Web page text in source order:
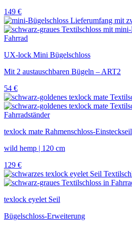
149 €
UX-lock Mini Bügelschloss
Mit 2 austauschbaren Bügeln – ART2
54 €
texlock mate Rahmenschloss-Einsteckseil
wild hemp | 120 cm
129 €
texlock eyelet Seil
Bügelschloss-Erweiterung